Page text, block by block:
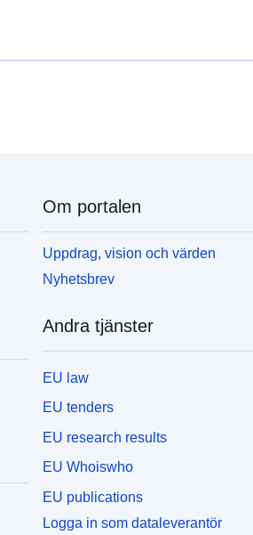
Om portalen
Uppdrag, vision och värden
Nyhetsbrev
Andra tjänster
EU law
EU tenders
EU research results
EU Whoiswho
EU publications
Logga in som dataleverantör